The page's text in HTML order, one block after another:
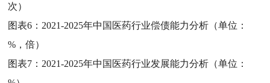
次）
图表6： 2021-2025年中国医药行业偿债能力分析（单位：
%，倍）
图表7： 2021-2025年中国医药行业发展能力分析（单位：